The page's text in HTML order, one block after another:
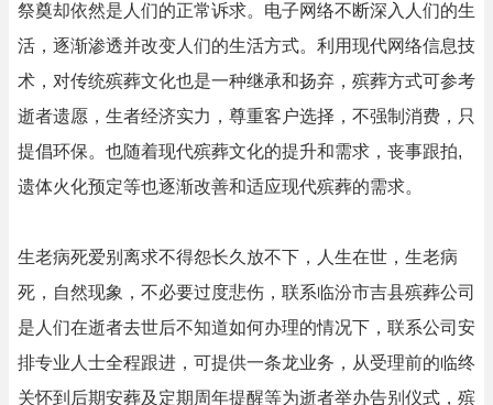
祭奠却依然是人们的正常诉求。电子网络不断深入人们的生
活，逐渐渗透并改变人们的生活方式。利用现代网络信息技
术，对传统殡葬文化也是一种继承和扬弃，殡葬方式可参考
逝者遗愿，生者经济实力，尊重客户选择，不强制消费，只
提倡环保。也随着现代殡葬文化的提升和需求，丧事跟拍,
遗体火化预定等也逐渐改善和适应现代殡葬的需求。
生老病死爱别离求不得怨长久放不下，人生在世，生老病
死，自然现象，不必要过度悲伤，联系临汾市吉县殡葬公司
是人们在逝者去世后不知道如何办理的情况下，联系公司安
排专业人士全程跟进，可提供一条龙业务，从受理前的临终
关怀到后期安葬及定期周年提醒等为逝者举办告别仪式，殡